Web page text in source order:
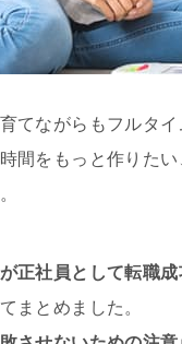
てながらもフルタ
間をもっと作りた
正社員として転職
まとめました。